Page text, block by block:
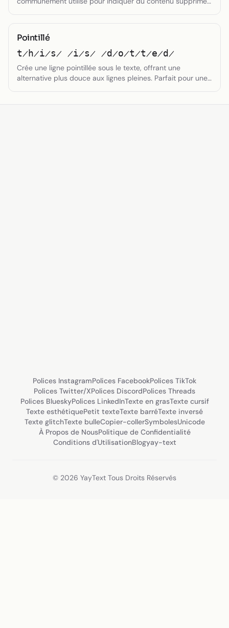
Pointillé
t̷h̷i̷s̷ ̷i̷s̷ ̷d̷o̷t̷t̷e̷d̷
Crée une ligne pointillée sous le texte, offrant une
alternative plus douce aux lignes pleines. Parfait pour une
Polices InstagramPolices FacebookPolices TikTok
Polices Twitter/XPolices DiscordPolices Threads
Polices BlueskyPolices LinkedInTexte en grasTexte cursif
Texte esthétiquePetit texteTexte barréTexte inversé
Texte glitchTexte bulleCopier-collerSymbolesUnicode
À Propos de NousPolitique de Confidentialité
Conditions d'UtilisationBlogyay-text
© 2026 YayText Tous Droits Réservés